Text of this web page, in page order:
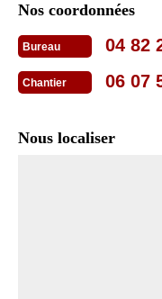
Nos coordonnées
Bureau 04 82
Chantier 06 07
Nous localiser